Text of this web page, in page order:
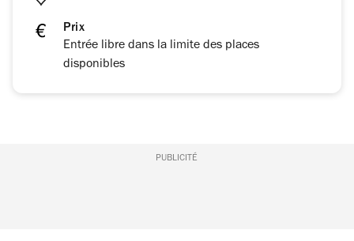
Prix
Entrée libre dans la limite des places
disponibles
PUBLICITÉ